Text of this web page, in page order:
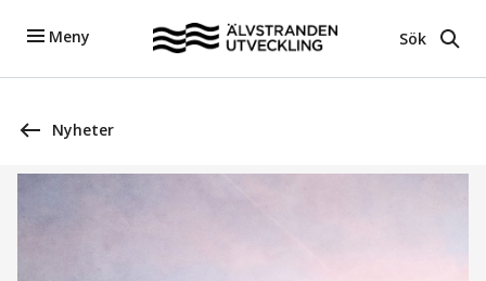
Meny Sök
Nyheter